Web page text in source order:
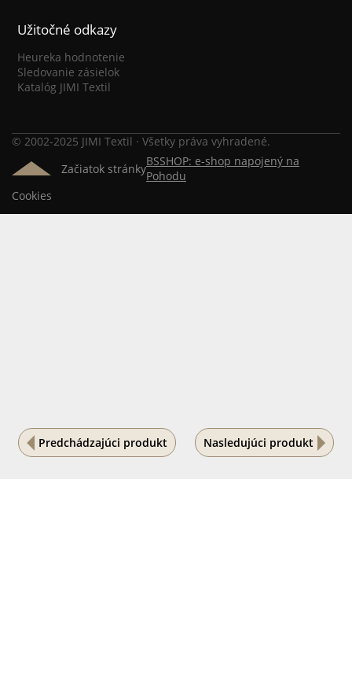
Predchádzajúci produkt Nasledujúci produkt
Užitočné odkazy
Heureka hodnotenie
Sledovanie zásielok
Katalóg JIMI Textil
© 2002-2025 JIMI Textil · Všetky práva vyhradené.
Začiatok stránkyBSSHOP: e-shop napojený na
Pohodu
Cookies